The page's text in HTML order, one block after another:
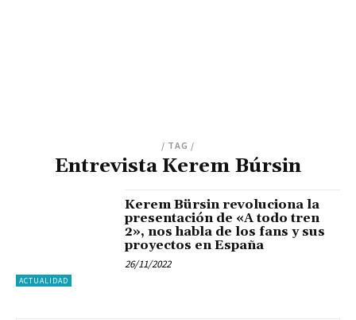
/ TAG /
Entrevista Kerem Búrsin
ACTUALIDAD
Kerem Bürsin revoluciona la
presentación de «A todo tren
2», nos habla de los fans y sus
proyectos en España
26/11/2022